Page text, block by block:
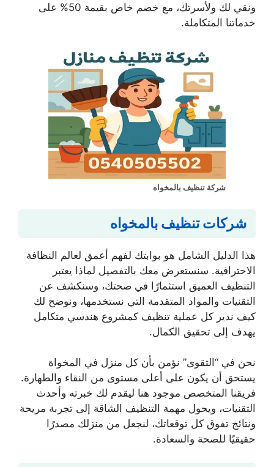
ونقي لك ولأسرتك، مع خصم خاص بقيمة 50% على
خدماتنا المتكاملة.
شركة تنظيف بالمخواه
شركات تنظيف بالمخواه
هذا الدليل الشامل هو بوابتك لفهم أعمق لعالم النظافة
الاحترافية. سنستعرض معك بالتفصيل لماذا يعتبر
التنظيف العميق استثمارًا في صحتك، وسنكشف عن
التقنيات والمواد المتقدمة التي نستخدمها، ونوضح لك
كيف ندير كل عملية تنظيف كمشروع هندسي متكامل
يهدف إلى تحقيق الكمال.
نحن في “التقوى” نؤمن بأن كل منزل في المخواة
يستحق أن يكون على أعلى مستوى من النقاء والطهارة.
فريقنا المتخصص موجود هنا ليقدم لك خبرته وأحدث
التقنيات، ويحول مهمة التنظيف الشاقة إلى تجربة مريحة
ونتائج تفوق كل توقعاتك، لنجعل من منزلك مصدرًا
حقيقيًا للصحة والسعادة.